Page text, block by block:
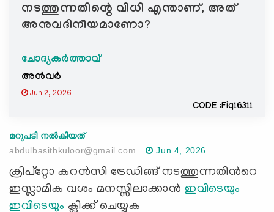
t
i
n
നടത്തുന്നതിന്റെ വിധി എന്താണ്, അത്
അനുവദിനീയമാണോ?
ചോദ്യകർത്താവ്
അൻവർ
Jun 2, 2026
CODE :Fiq16311
മറുപടി നൽകിയത്
abdulbasithkuloor@gmail.com
Jun 4, 2026
ക്രിപ്റ്റോ കറൻസി ട്രേഡിങ്ങ് നടത്തുന്നതിന്‍റെ
ഇസ്ലാമിക വശം മനസ്സിലാക്കാൻ ഇവിടെയും
ഇവിടെയും ക്ലിക്ക് ചെയ്യുക